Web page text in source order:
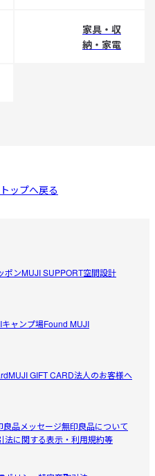
家具・収
納・家電
ップへ戻る
ポンMUJI SUPPORT空間設計
キャンプ場Found MUJI
MUJI GIFT CARD法人のお客様へ
良品メッセージ無印良品について
法に関する表示・利用規約等